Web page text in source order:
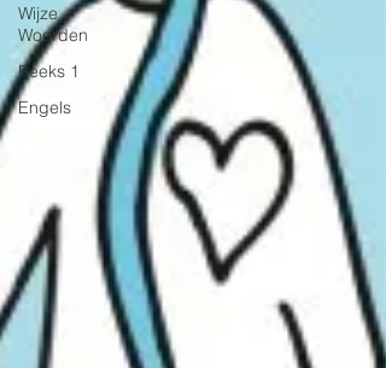
Wijze
Woorden
Reeks 1
Engels